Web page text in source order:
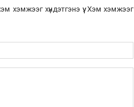
хэмжээг хүндэтгэнэ үү. Хэм хэмжээг